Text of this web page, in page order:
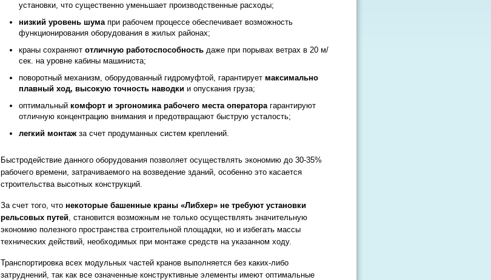
установки, что существенно уменьшает производственные расходы;
низкий уровень шумапри рабочем процессе обеспечивает возможность
функционирования оборудования в жилых районах;
краны сохраняют отличную работоспособность даже при порывах ветрах в 20 м/
сек. на уровне кабины машиниста;
поворотный механизм, оборудованный гидромуфтой, гарантирует максимально
плавный ход, высокую точность наводки и опускания груза;
оптимальный комфорт и эргономика рабочего места операторагарантируют
отличную концентрацию внимания и предотвращают быструю усталость;
легкий монтажза счет продуманных систем креплений.
Быстродействие данного оборудования позволяет осуществлять экономию до 30-35%
рабочего времени, затрачиваемого на возведение зданий, особенно это касается
строительства высотных конструкций.
За счет того, что некоторые башенные краны «Либхер» не требуют установки
рельсовых путей, становится возможным не только осуществлять значительную
экономию полезного пространства строительной площадки, но и избегать массы
технических действий, необходимых при монтаже средств на указанном ходу.
Транспортировка всех модульных частей кранов выполняется без каких-либо
затруднений, так как все означенные конструктивные элементы имеют оптимальные